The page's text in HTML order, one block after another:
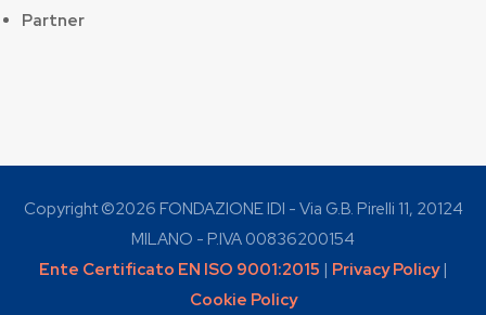
Partner
Copyright ©2026 FONDAZIONE IDI - Via G.B. Pirelli 11, 20124
MILANO - P.IVA 00836200154
Ente Certificato EN ISO 9001:2015 | Privacy Policy|
Cookie Policy